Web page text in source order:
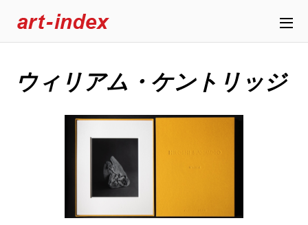
ウィリアム・ケントリッジ